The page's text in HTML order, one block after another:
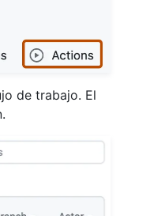
de trabajo. El